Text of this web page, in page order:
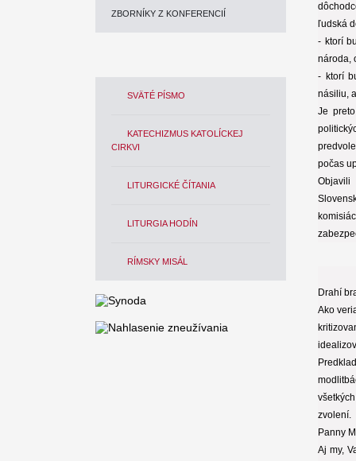
ZBORNÍKY Z KONFERENCIÍ
SVÄTÉ PÍSMO
KATECHIZMUS KATOLÍCKEJ
CIRKVI
LITURGICKÉ ČÍTANIA
LITURGIA HODÍN
RÍMSKY MISÁL
ľudská
- ktorí
národa,
- ktorí
násiliu,
Je
počas
Objavili
Drahí
Ako
Panny
Aj my,